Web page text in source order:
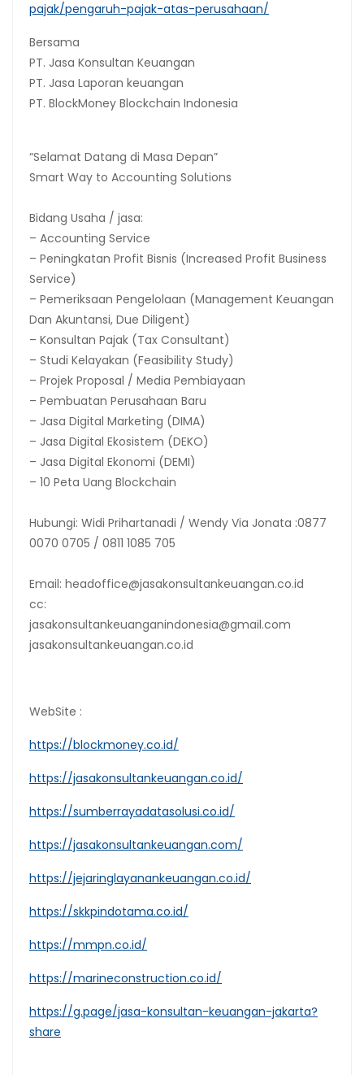
pajak/pengaruh-pajak-atas-perusahaan/
Bersama
PT. Jasa Konsultan Keuangan
PT. Jasa Laporan keuangan
PT. BlockMoney Blockchain Indonesia
“Selamat Datang di Masa Depan”
Smart Way to Accounting Solutions
Bidang Usaha / jasa:
– Accounting Service
– Peningkatan Profit Bisnis (Increased Profit Business
Service)
– Pemeriksaan Pengelolaan (Management Keuangan
Dan Akuntansi, Due Diligent)
– Konsultan Pajak (Tax Consultant)
– Studi Kelayakan (Feasibility Study)
– Projek Proposal / Media Pembiayaan
– Pembuatan Perusahaan Baru
– Jasa Digital Marketing (DIMA)
– Jasa Digital Ekosistem (DEKO)
– Jasa Digital Ekonomi (DEMI)
– 10 Peta Uang Blockchain
Hubungi: Widi Prihartanadi / Wendy Via Jonata :0877
0070 0705 / 0811 1085 705
Email: headoffice@jasakonsultankeuangan.co.id
cc:
jasakonsultankeuanganindonesia@gmail.com
jasakonsultankeuangan.co.id
WebSite :
https://blockmoney.co.id/
https://jasakonsultankeuangan.co.id/
https://sumberrayadatasolusi.co.id/
https://jasakonsultankeuangan.com/
https://jejaringlayanankeuangan.co.id/
https://skkpindotama.co.id/
https://mmpn.co.id/
https://marineconstruction.co.id/
https://g.page/jasa-konsultan-keuangan-jakarta?
share